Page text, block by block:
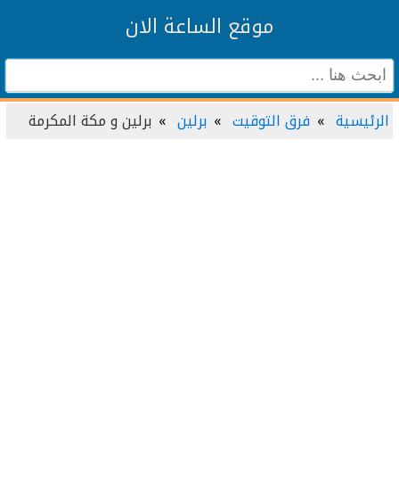
موقع الساعة الان
الرئيسية فرق التوقيت برلين برلين و مكة المكرمة